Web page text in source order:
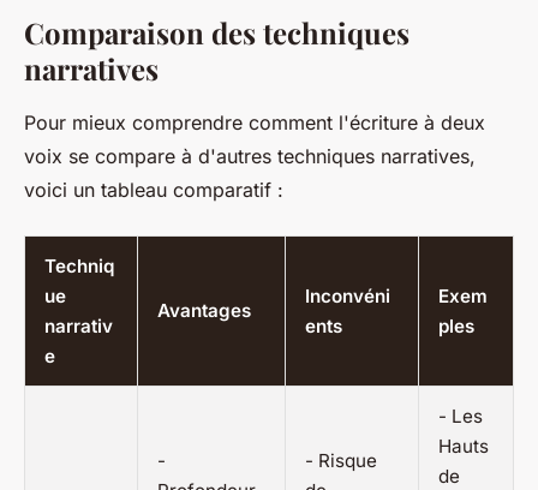
Comparaison des techniques
narratives
Pour mieux comprendre comment l'écriture à deux
voix se compare à d'autres techniques narratives,
voici un tableau comparatif :
Techniq
ue
narrativ
e
Avantages
Inconvéni
ents
Exem
ples
-
- Risque
- Les
Hauts
de